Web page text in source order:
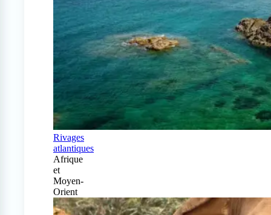
Rivages
atlantiques
Afrique
et
Moyen-
Orient